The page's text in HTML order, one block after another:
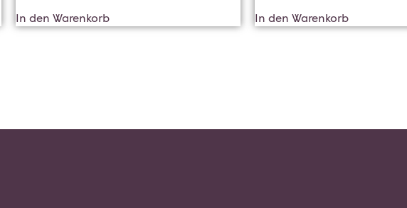
In den Warenkorb In den Warenkorb